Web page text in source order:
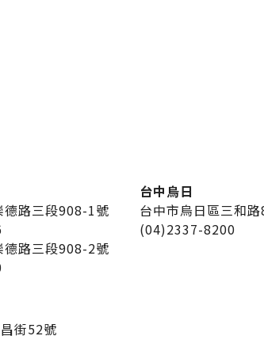
德路三段908-1號
德路三段908-2號
台中烏日
台中市烏日區三和
(04)2337-8200
街52號